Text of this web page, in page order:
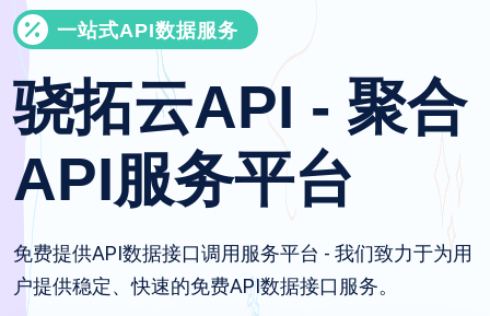
一站式API数据服务
骁拓云API - 聚合
API服务平台
免费提供API数据接口调用服务平台 - 我们致力于为用
户提供稳定、快速的免费API数据接口服务。